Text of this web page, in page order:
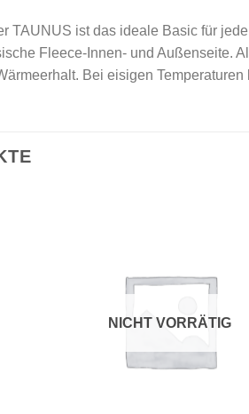
TAUNUS ist das ideale Basic für
Fleece-Innen- und Außenseite.
Bei eisigen
NICHT VORRÄTIG